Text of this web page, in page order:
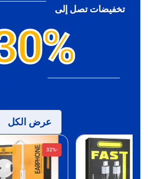
تخفيضات تصل إلى
عرض الكل